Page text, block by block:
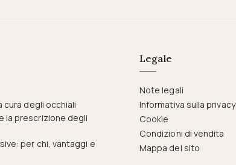
cura degli occhiali
la prescrizione degli
per chi, vantaggi e
Legale
Note legali
Informativa sulla privacy
Cookie
Condizioni di vendita
Mappa del sito